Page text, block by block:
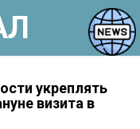
укреплять
визита в